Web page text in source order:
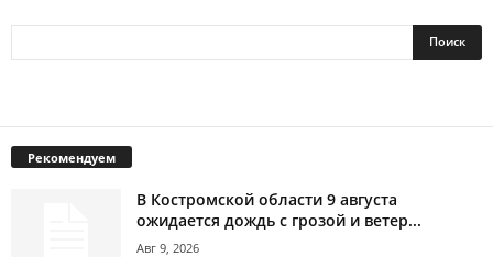
Рекомендуем
В Костромской области 9 августа
ожидается дождь с грозой и ветер...
Авг 9, 2026